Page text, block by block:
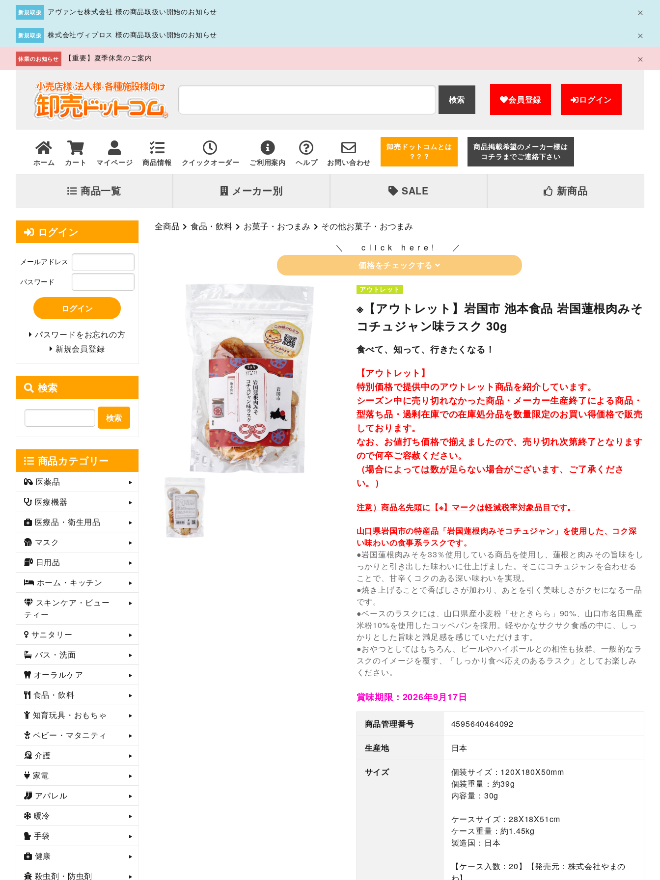
新規取扱 アヴァンセ株式会社 様の商品取扱い開始のお知らせ
新規取扱 株式会社ヴィプロス 様の商品取扱い開始のお知らせ
休業のお知らせ 【重要】夏季休業のご案内
検索 会員登録 ログイン
ホーム カート マイページ 商品情報 クイックオーダー ご利用案内 ヘルプ お問い合わせ
卸売ドットコムとは
？？？
商品掲載希望のメーカー様は
コチラまでご連絡下さい
商品一覧 メーカー別 SALE 新商品
全商品 食品・飲料 お菓子・おつまみ その他お菓子・おつまみ
click here!
価格をチェックする
アウトレット
※【アウトレット】岩国市 池本食品 岩国蓮根肉みそ
コチュジャン味ラスク 30g
食べて、知って、行きたくなる！
【アウトレット】
特別価格で提供中のアウトレット商品を紹介しています。
シーズン中に売り切れなかった商品・メーカー生産終了による商品・
型落ち品・過剰在庫での在庫処分品を数量限定のお買い得価格で販売
しております。
なお、お値打ち価格で揃えましたので、売り切れ次第終了となります
ので何卒ご容赦ください。
（場合によっては数が足らない場合がございます、ご了承くださ
い。）
注意）商品名先頭に【※】マークは軽減税率対象品目です。
山口県岩国市の特産品「岩国蓮根肉みそコチュジャン」を使用した、コク深
い味わいの食事系ラスクです。
●岩国蓮根肉みそを33％使用している商品を使用し、蓮根と肉みその旨味をし
っかりと引き出した味わいに仕上げました。そこにコチュジャンを合わせる
ことで、甘辛くコクのある深い味わいを実現。
●焼き上げることで香ばしさが加わり、あとを引く美味しさがクセになる一品
です。
●ベースのラスクには、山口県産小麦粉「せときらら」90%、山口市名田島産
米粉10%を使用したコッペパンを採用。軽やかなサクサク食感の中に、しっ
かりとした旨味と満足感を感じていただけます。
●おやつとしてはもちろん、ビールやハイボールとの相性も抜群。一般的なラ
スクのイメージを覆す、「しっかり食べ応えのあるラスク」としてお楽しみ
ください。
賞味期限：2026年9月17日
商品管理番号 4595640464092
生産地 日本
サイズ
個装サイズ：120X180X50mm
個装重量：約39g
内容量：30g
ケースサイズ：28X18X51cm
ケース重量：約1.45kg
製造国：日本
【ケース入数：20】【発売元：株式会社やまの
わ】
ログイン
メールアドレス
パスワード
ログイン
パスワードをお忘れの方
新規会員登録
検索
検索
商品カテゴリー
医薬品
医療機器
医療品・衛生用品
マスク
日用品
ホーム・キッチン
スキンケア・ビュー
ティー
サニタリー
バス・洗面
オーラルケア
食品・飲料
知育玩具・おもちゃ
ベビー・マタニティ
介護
家電
アパレル
暖冷
手袋
健康
殺虫剤・防虫剤